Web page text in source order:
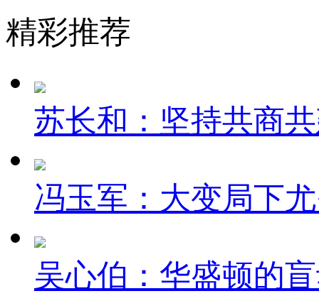
精彩推荐
苏长和：坚持共商
冯玉军：大变局下
吴心伯：华盛顿的